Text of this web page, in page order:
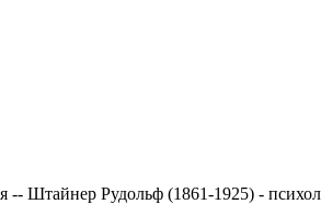
Рудольф (1861-1925) -